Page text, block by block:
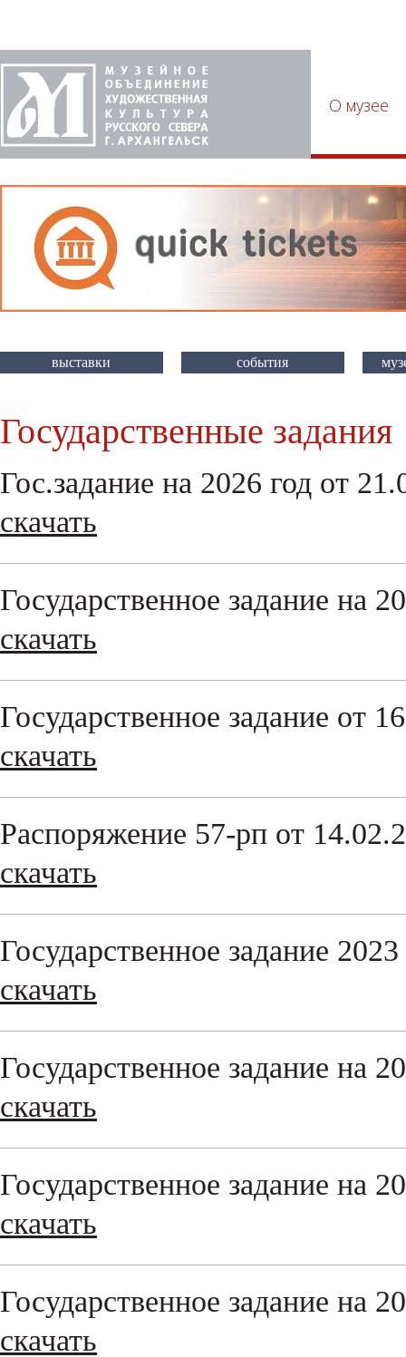
О музее
выставки события
Государственные задания
Гос.задание на 2026 год от
скачать
Государственное задание на
скачать
Государственное задание от
скачать
Распоряжение 57-рп от
скачать
Государственное задание
скачать
Государственное задание на
скачать
Государственное задание на
скачать
Государственное задание на
скачать